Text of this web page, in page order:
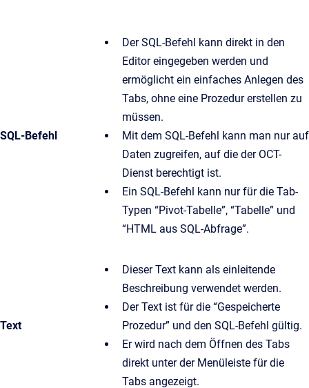
SQL-Befehl
Der SQL-Befehl kann direkt in den
Editor eingegeben werden und
ermöglicht ein einfaches Anlegen des
Tabs, ohne eine Prozedur erstellen zu
müssen.
Mit dem SQL-Befehl kann man nur auf
Daten zugreifen, auf die der OCT-
Dienst berechtigt ist.
Ein SQL-Befehl kann nur für die Tab-
Typen “Pivot-Tabelle”, “Tabelle” und
“HTML aus SQL-Abfrage”.
Text
Dieser Text kann als einleitende
Beschreibung verwendet werden.
Der Text ist für die “Gespeicherte
Prozedur” und den SQL-Befehl gültig.
Er wird nach dem Öffnen des Tabs
direkt unter der Menüleiste für die
Tabs angezeigt.